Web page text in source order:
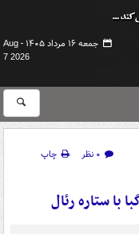
جمعه ۱۶ مرداد ۱۴۰۵ -
Aug
7 2026
۰ نظر
چاپ
با ستاره رئال